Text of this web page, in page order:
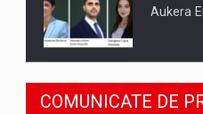
Aukera
SAPTE
DE
COMUNICATE DE